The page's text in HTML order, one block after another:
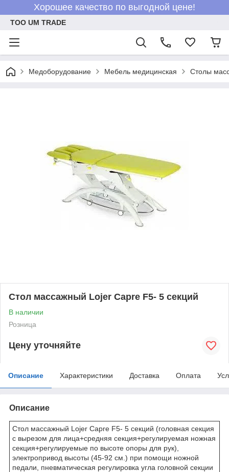
Хорошее качество по выгодной цене!
ТОО UM TRADE
Медоборудование Мебель медицинская Столы
Стол массажный Lojer Capre F5- 5 секций
В наличии
Розница
Цену уточняйте
Описание Характеристики Доставка Оплата
Описание
Стол массажный Lojer Capre F5- 5 секций (головная секция
с вырезом для лица+средняя секция+регулируемая ножная
секция+регулируемые по высоте опоры для рук),
электропривод высоты (45-92 см.) при помощи ножной
педали, пневматическая регулировка угла головной секции